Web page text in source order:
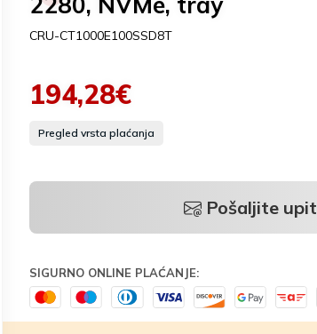
CRU-CT1000E100SSD8T
194,28€
Pregled vrsta plaćanja
Pošaljite upit
SIGURNO ONLINE PLAĆANJE: